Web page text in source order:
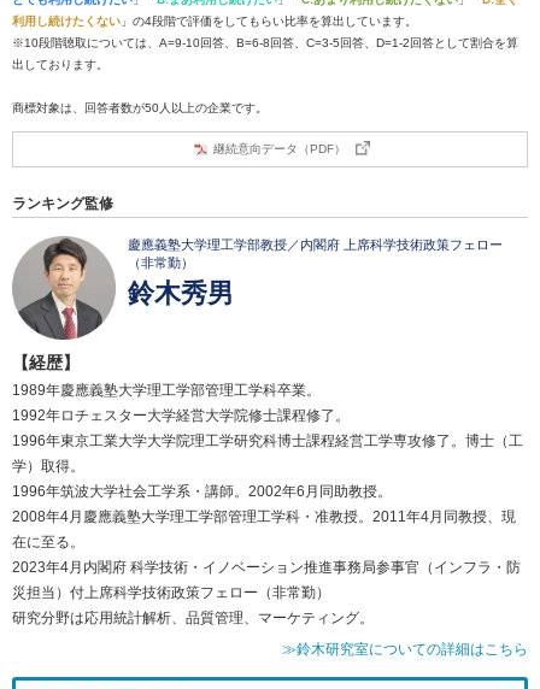
利用し続けたくない 」の4段階で評価をしてもらい比率を算出しています。
※10段階聴取については、A=9-10回答、B=6-8回答、C=3-5回答、D=1-2回答として割合を算
出しております。
商標対象は、回答者数が50人以上の企業です。
継続意向データ（PDF）
ランキング監修
慶應義塾大学理工学部教授／内閣府 上席科学技術政策フェロー
（非常勤）
鈴木秀男
【経歴】
1989年慶應義塾大学理工学部管理工学科卒業。
1992年ロチェスター大学経営大学院修士課程修了。
1996年東京工業大学大学院理工学研究科博士課程経営工学専攻修了。博士（工
学）取得。
1996年筑波大学社会工学系・講師。2002年6月同助教授。
2008年4月慶應義塾大学理工学部管理工学科・准教授。2011年4月同教授、現
在に至る。
2023年4月内閣府 科学技術・イノベーション推進事務局参事官（インフラ・防
災担当）付上席科学技術政策フェロー（非常勤）
研究分野は応用統計解析、品質管理、マーケティング。
≫鈴木研究室についての詳細はこちら